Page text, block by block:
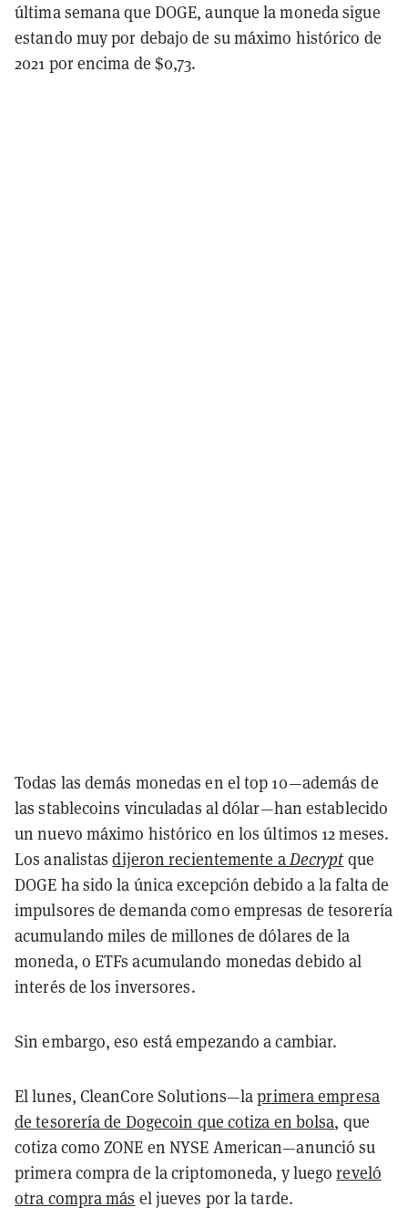
última semana que DOGE, aunque la moneda sigue
estando muy por debajo de su máximo histórico de
2021 por encima de $0,73.
Todas las demás monedas en el top 10—además de
las stablecoins vinculadas al dólar—han establecido
un nuevo máximo histórico en los últimos 12 meses.
Los analistasdijeron recientemente aDecrypt que
DOGE ha sido la única excepción debido a la falta de
impulsores de demanda como empresas de tesorería
acumulando miles de millones de dólares de la
moneda, o ETFs acumulando monedas debido al
interés de los inversores.
Sin embargo, eso está empezando a cambiar.
El lunes, CleanCore Solutions—laprimera empresa
de tesorería de Dogecoin que cotiza en bolsa, que
cotiza como ZONE en NYSE American—anunció su
primera compra de la criptomoneda, y luegoreveló
otra compra más el jueves por la tarde.